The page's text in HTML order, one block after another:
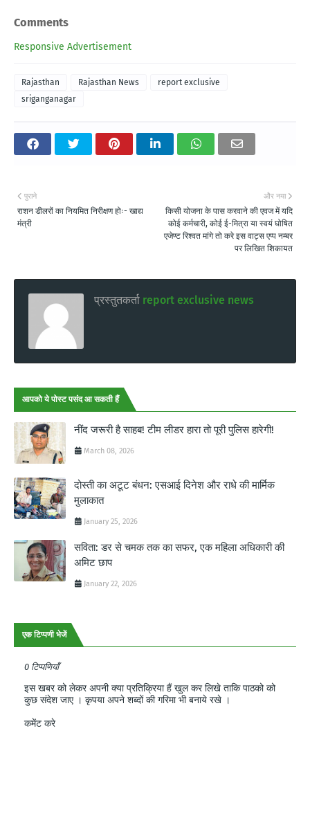
Comments
Responsive Advertisement
Rajasthan Rajasthan News
report exclusive
sriganganagar
और नया
किसी योजना के पास करवाने की एवज में यदि
कोई कर्मचारी, कोई ई-मित्रा या स्वयं घोषित
एजेण्ट रिश्वत मांगे तो करे इस वाट्स एप्प नम्बर
पर लिखित शिकायत
पुराने
राशन डीलरों का नियमित निरीक्षण होः- खाद्य
मंत्री
प्रस्तुतकर्ता report exclusive news
आपको ये पोस्ट पसंद आ सकती हैं
नींद जरूरी है साहब! टीम लीडर हारा तो पूरी पुलिस हारेगी!
March 08, 2026
दोस्ती का अटूट बंधन: एसआई दिनेश और राधे की मार्मिक
मुलाकात
January 25, 2026
सविता: डर से चमक तक का सफर, एक महिला अधिकारी की
अमिट छाप
January 22, 2026
एक टिप्पणी भेजें
0 टिप्पणियाँ
इस खबर को लेकर अपनी क्या प्रतिक्रिया हैं खुल कर लिखे ताकि पाठको को
कुछ संदेश जाए । कृपया अपने शब्दों की गरिमा भी बनाये रखे ।
कमेंट करे